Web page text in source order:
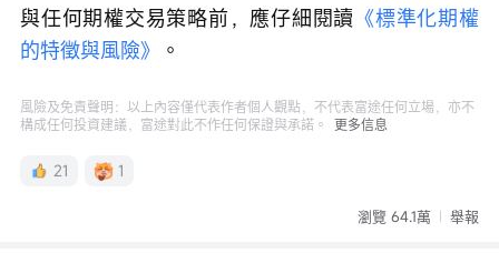
與任何期權交易策略前，應仔細閱讀 《標準化期權
的特徵與風險》
。
風險及免責聲明：以上內容僅代表作者個人觀點，不代表富途任何立場，亦不
構成任何投資建議，富途對此不作任何保證與承諾。
更多信息
21 1
瀏覽 64.1萬 舉報